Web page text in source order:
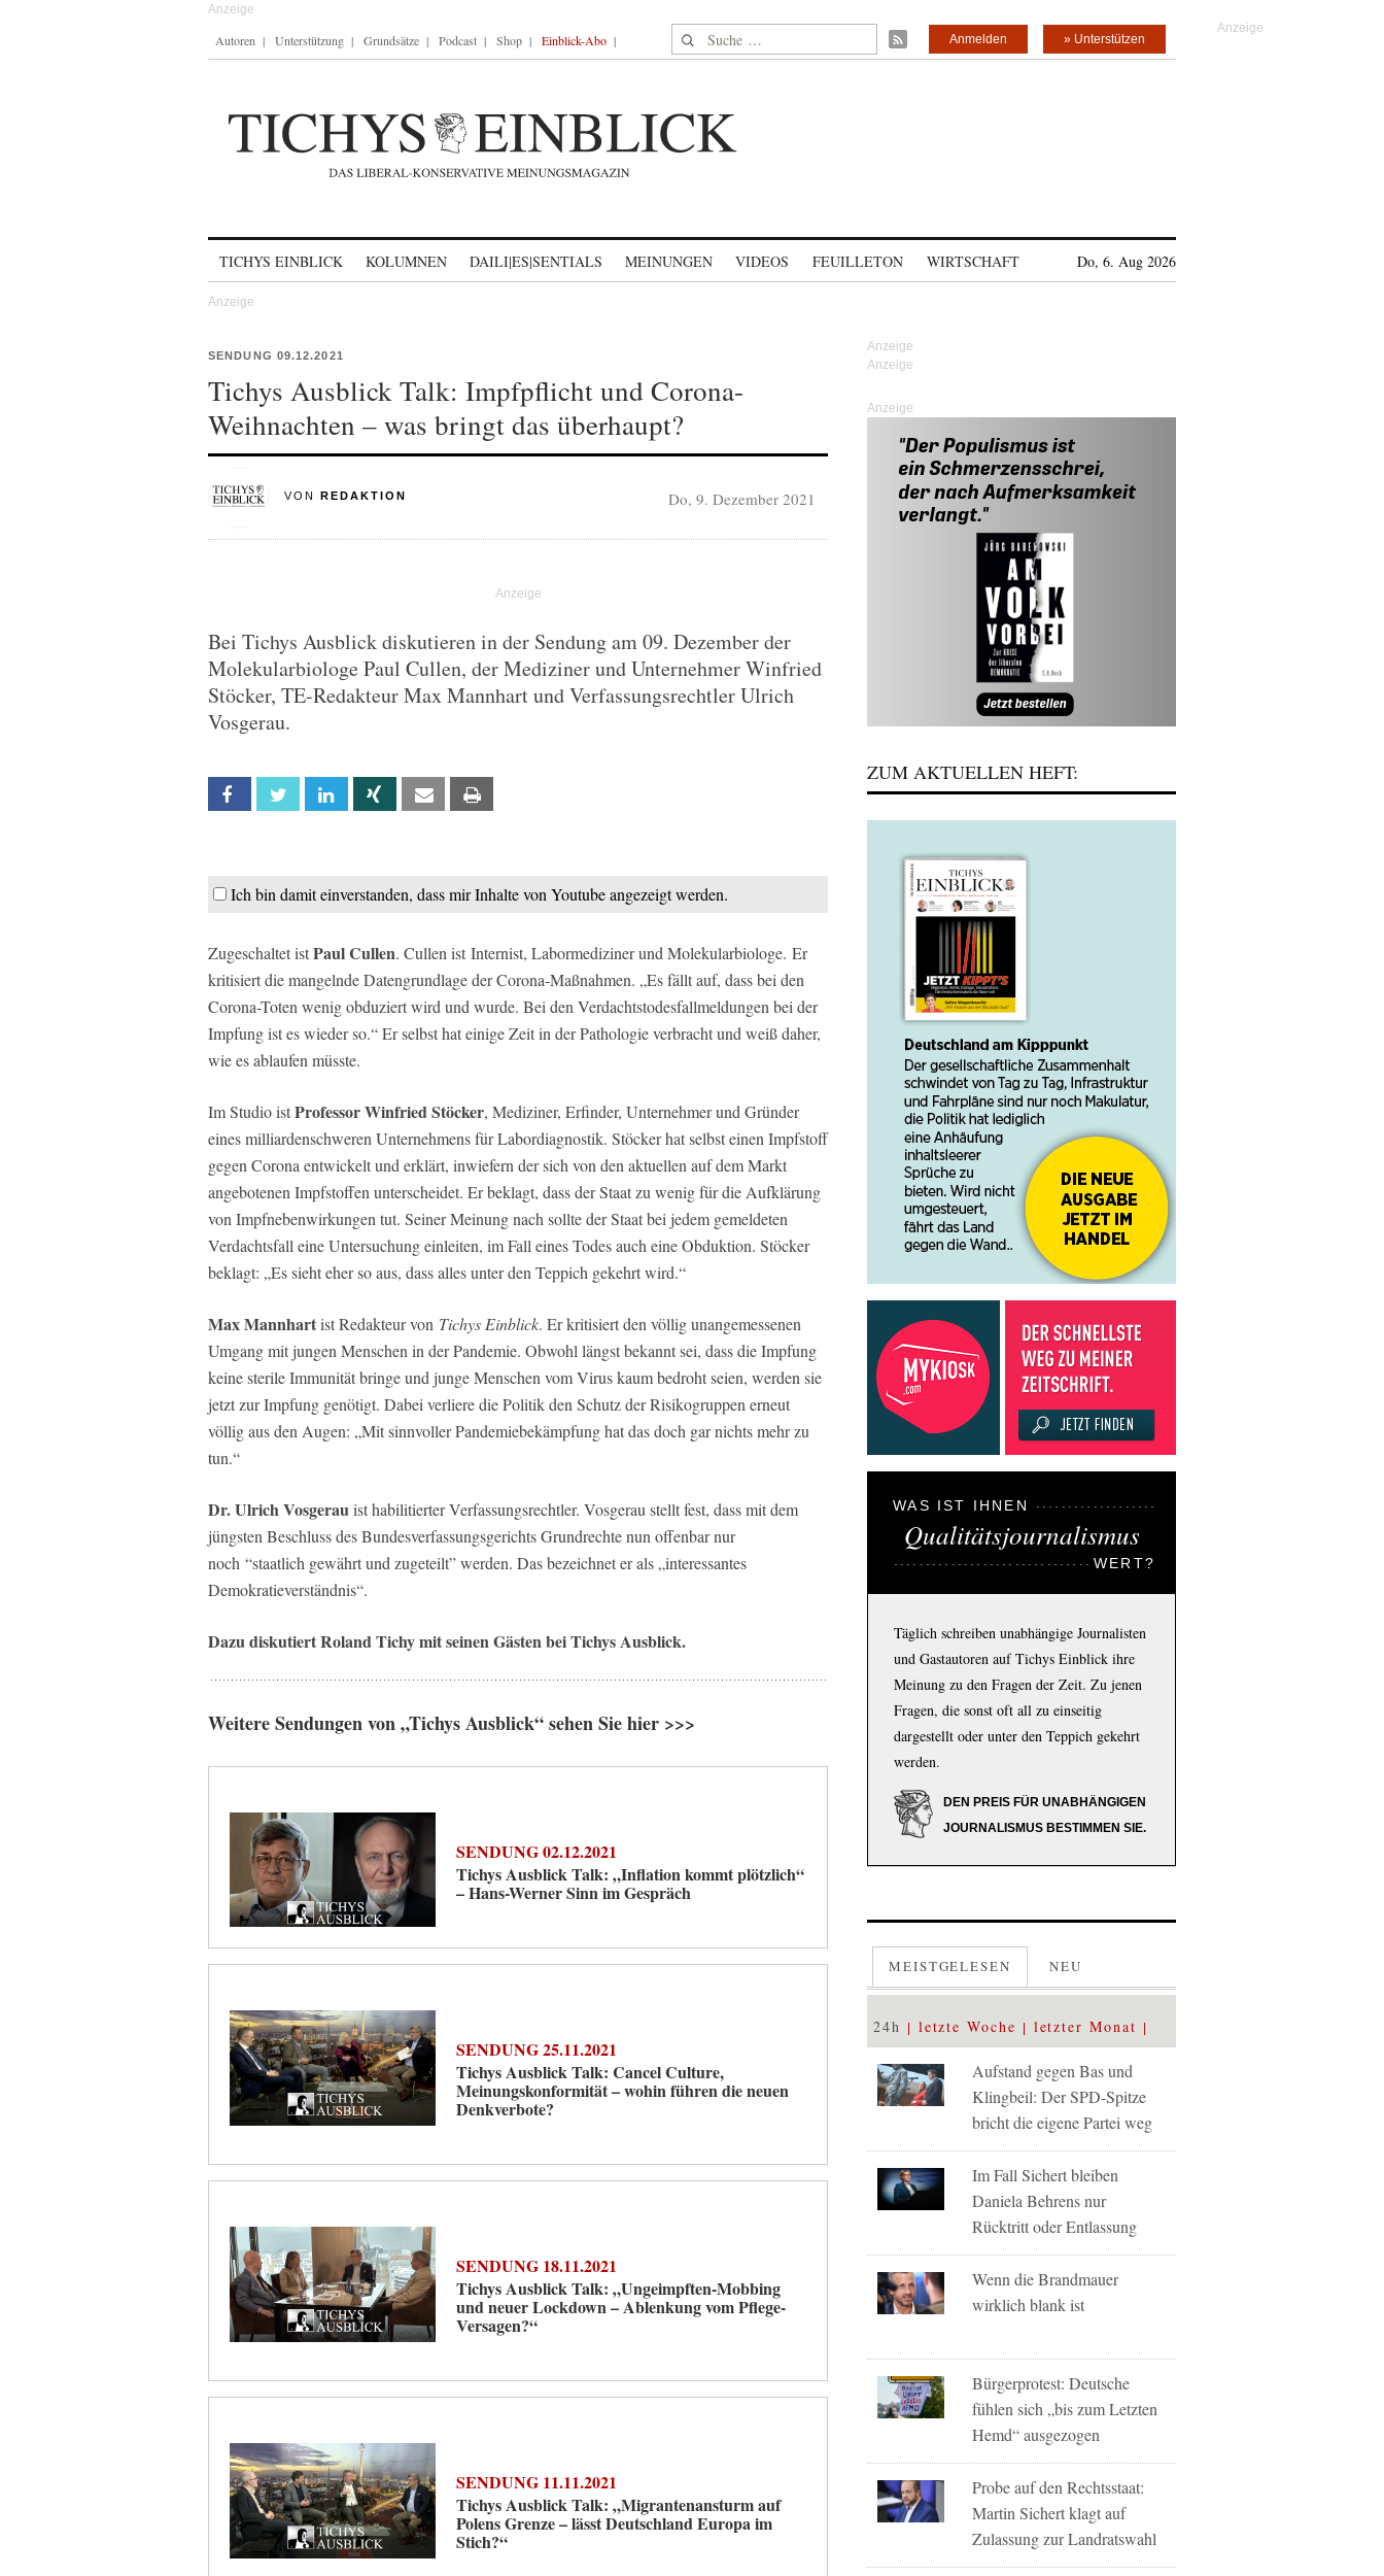
Autoren Unterstützung Grundsätze Podcast Shop Einblick-Abo Suche nach: » Unterstützen
Anmelden
TICHYS EINBLICK KOLUMNEN DAILI|ES|SENTIALS MEINUNGEN VIDEOS FEUILLETON WIRTSCHAFT Do, 6. Aug 2026
SENDUNG 09.12.2021
Tichys Ausblick Talk: Impfpflicht und Corona-
Weihnachten – was bringt das überhaupt?
VON REDAKTION Do, 9. Dezember 2021
Bei Tichys Ausblick diskutieren in der Sendung am 09. Dezember der
Molekularbiologe Paul Cullen, der Mediziner und Unternehmer Winfried
Stöcker, TE-Redakteur Max Mannhart und Verfassungsrechtler Ulrich
Vosgerau.
Facebook Twitter Linkedin Xing Email
Ich bin damit einverstanden, dass mir Inhalte von Youtube angezeigt werden.
Zugeschaltet istPaul Cullen. Cullen ist Internist, Labormediziner und Molekularbiologe. Er
kritisiert die mangelnde Datengrundlage der Corona-Maßnahmen. „Es fällt auf, dass bei den
Corona-Toten wenig obduziert wird und wurde. Bei den Verdachtstodesfallmeldungen bei der
Impfung ist es wieder so.“ Er selbst hat einige Zeit in der Pathologie verbracht und weiß daher,
wie es ablaufen müsste.
Im Studio istProfessor Winfried Stöcker, Mediziner, Erfinder, Unternehmer und Gründer
eines milliardenschweren Unternehmens für Labordiagnostik. Stöcker hat selbst einen Impfstoff
gegen Corona entwickelt und erklärt, inwiefern der sich von den aktuellen auf dem Markt
angebotenen Impfstoffen unterscheidet. Er beklagt, dass der Staat zu wenig für die Aufklärung
von Impfnebenwirkungen tut. Seiner Meinung nach sollte der Staat bei jedem gemeldeten
Verdachtsfall eine Untersuchung einleiten, im Fall eines Todes auch eine Obduktion. Stöcker
beklagt: „Es sieht eher so aus, dass alles unter den Teppich gekehrt wird.“
Max Mannhartist Redakteur von Tichys Einblick. Er kritisiert den völlig unangemessenen
Umgang mit jungen Menschen in der Pandemie. Obwohl längst bekannt sei, dass die Impfung
keine sterile Immunität bringe und junge Menschen vom Virus kaum bedroht seien, werden sie
jetzt zur Impfung genötigt. Dabei verliere die Politik den Schutz der Risikogruppen erneut
völlig aus den Augen: „Mit sinnvoller Pandemiebekämpfung hat das doch gar nichts mehr zu
tun.“
Dr. Ulrich Vosgerauist habilitierter Verfassungsrechtler. Vosgerau stellt fest, dass mit dem
jüngsten Beschluss des Bundesverfassungsgerichts Grundrechte nun offenbar nur
noch “staatlich gewährt und zugeteilt” werden. Das bezeichnet er als „interessantes
Demokratieverständnis“.
Dazu diskutiert Roland Tichy mit seinen Gästen bei Tichys Ausblick.
Weitere Sendungen von „Tichys Ausblick“ sehen Sie hier >>>
SENDUNG 02.12.2021
Tichys Ausblick Talk: „Inflation kommt plötzlich“
– Hans-Werner Sinn im Gespräch
SENDUNG 25.11.2021
Tichys Ausblick Talk: Cancel Culture,
Meinungskonformität – wohin führen die neuen
Denkverbote?
SENDUNG 18.11.2021
Tichys Ausblick Talk: „Ungeimpften-Mobbing
und neuer Lockdown – Ablenkung vom Pflege-
Versagen?“
SENDUNG 11.11.2021
Tichys Ausblick Talk: „Migrantenansturm auf
Polens Grenze – lässt Deutschland Europa im
Stich?“
Anzeige
ZUM AKTUELLEN HEFT:
WAS IST IHNEN
Qualitätsjournalismus
WERT?
Täglich schreiben unabhängige Journalisten
und Gastautoren auf Tichys Einblick ihre
Meinung zu den Fragen der Zeit. Zu jenen
Fragen, die sonst oft all zu einseitig
dargestellt oder unter den Teppich gekehrt
werden.
DEN PREIS FÜR UNABHÄNGIGEN
JOURNALISMUS BESTIMMEN SIE.
MEISTGELESEN NEU
24h letzte Woche letzter Monat
Aufstand gegen Bas und
Klingbeil: Der SPD-Spitze
bricht die eigene Partei weg
Im Fall Sichert bleiben
Daniela Behrens nur
Rücktritt oder Entlassung
Wenn die Brandmauer
wirklich blank ist
Bürgerprotest: Deutsche
fühlen sich „bis zum Letzten
Hemd“ ausgezogen
Probe auf den Rechtsstaat:
Martin Sichert klagt auf
Zulassung zur Landratswahl